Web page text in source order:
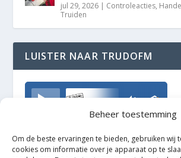
Beheer toestemming
Om de beste ervaringen te bieden, gebruiken wij
cookies om informatie over je apparaat op te
jul 29, 2026 | Controleacties,
Truiden
LUISTER NAAR TRUDOFM
TrudoFM